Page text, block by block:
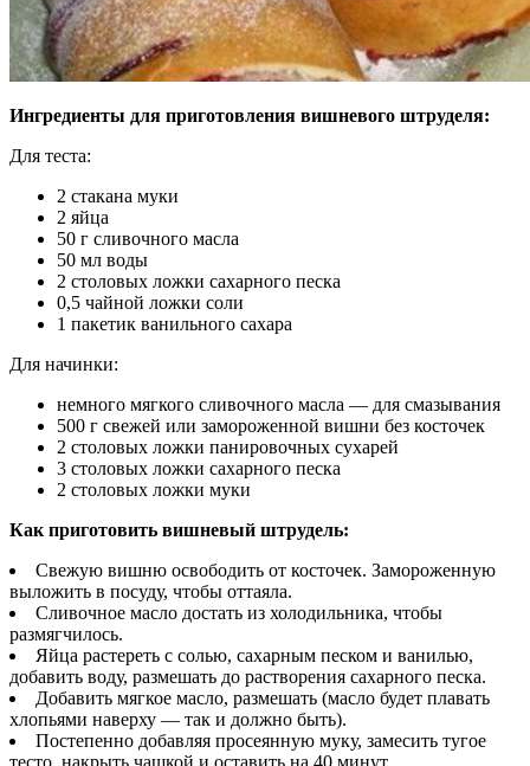
Ингредиенты для приготовления вишневого штруделя:
Для теста:
2 стакана муки
2 яйца
50 г сливочного масла
50 мл воды
2 столовых ложки сахарного песка
0,5 чайной ложки соли
1 пакетик ванильного сахара
Для начинки:
немного мягкого сливочного масла — для смазывания
500 г свежей или замороженной вишни без косточек
2 столовых ложки панировочных сухарей
3 столовых ложки сахарного песка
2 столовых ложки муки
Как приготовить вишневый штрудель:
Свежую вишню освободить от косточек. Замороженную
выложить в посуду, чтобы оттаяла.
Сливочное масло достать из холодильника, чтобы
размягчилось.
Яйца растереть с солью, сахарным песком и ванилью,
добавить воду, размешать до растворения сахарного песка.
Добавить мягкое масло, размешать (масло будет плавать
хлопьями наверху — так и должно быть).
Постепенно добавляя просеянную муку, замесить тугое
тесто, накрыть чашкой и оставить на 40 минут.